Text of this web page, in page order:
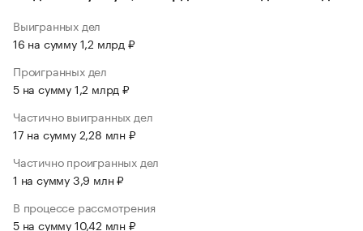
Выигранных дел
16 на сумму 1,2 млрд ₽
Проигранных дел
5 на сумму 1,2 млрд ₽
Частично выигранных дел
17 на сумму 2,28 млн ₽
Частично проигранных дел
1 на сумму 3,9 млн ₽
В процессе рассмотрения
5 на сумму 10,42 млн ₽